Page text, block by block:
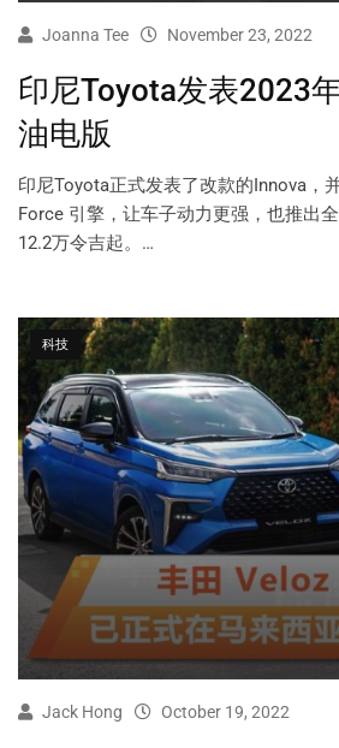
Joanna Tee November 23, 2022
印尼Toyota发表2023
油电版
印尼Toyota正式发表了改款的Innova，
Force 引擎，让车子动力更强，也推出
12.2万令吉起。…
科技
Jack Hong October 19, 2022